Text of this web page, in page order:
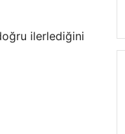
ilerlediğini